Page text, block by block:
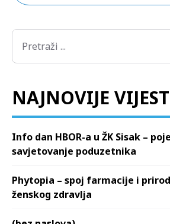
NAJNOVIJE
Info dan HBOR-a u ŽK Sisak –
savjetovanje poduzetnika
Phytopia – spoj farmacije i
ženskog zdravlja